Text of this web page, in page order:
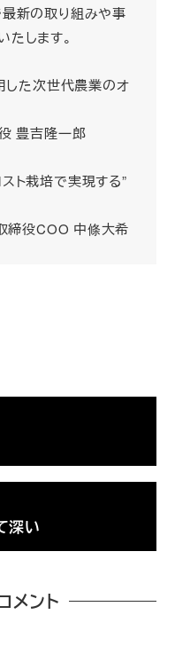
最新の取り組みや事
します。
した次世代農業のオ
豊吉隆一郎
ト栽培で実現する”
締役COO 中條大希
深い
メント